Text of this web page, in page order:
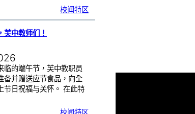
校闻特区
芙中教师们！
临的端午节，芙中教职员
备并赠送应节食品，向全
节日祝福与关怀。 在此特
校闻特区